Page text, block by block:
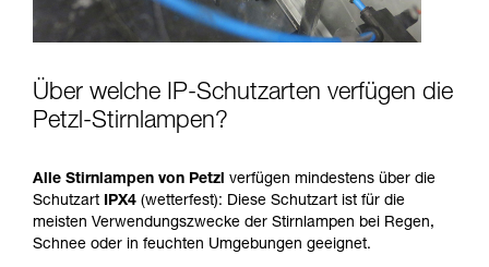
Über welche IP-Schutzarten verfügen die
Petzl-Stirnlampen?
Alle Stirnlampen von Petzl verfügen mindestens über die
Schutzart IPX4 (wetterfest): Diese Schutzart ist für die
meisten Verwendungszwecke der Stirnlampen bei Regen,
Schnee oder in feuchten Umgebungen geeignet.